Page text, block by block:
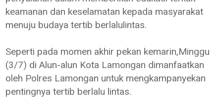
keamanan dan keselamatan kepada masyarakat
menuju budaya tertib berlalulintas.
Seperti pada momen akhir pekan kemarin,Minggu
(3/7) di Alun-alun Kota Lamongan dimanfaatkan
oleh Polres Lamongan untuk mengkampanyekan
pentingnya tertib berlalu lintas.